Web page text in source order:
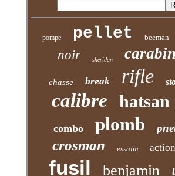
pompe pellet beeman
noir sheridan
chasse break rifle
calibre hatsan
combo plomb
crosman essaim action
fusil benjamin